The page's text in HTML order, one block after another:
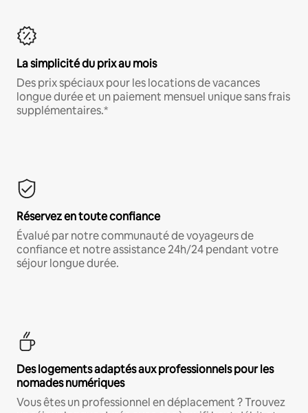
La simplicité du prix au mois
Des prix spéciaux pour les locations de vacances
longue durée et un paiement mensuel unique sans frais
supplémentaires.*
Réservez en toute confiance
Évalué par notre communauté de voyageurs de
confiance et notre assistance 24h/24 pendant votre
séjour longue durée.
Des logements adaptés aux professionnels pour les
nomades numériques
Vous êtes un professionnel en déplacement ? Trouvez